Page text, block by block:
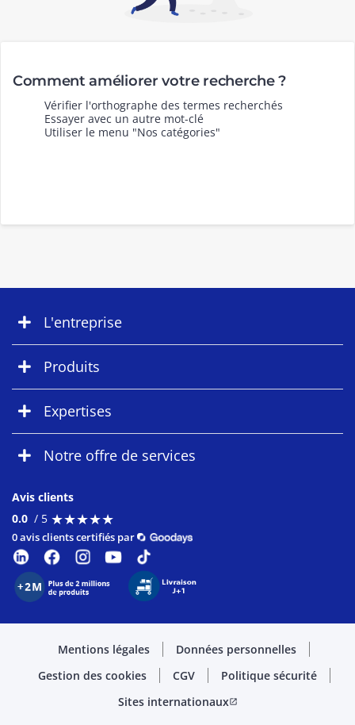
Comment améliorer votre recherche ?
Vérifier l'orthographe des termes recherchés
Essayer avec un autre mot-clé
Utiliser le menu "Nos catégories"
L'entreprise
Produits
Expertises
Notre offre de services
Avis clients
0.0 / 5 ★★★★★
★★★★★
0 avis clients certifiés par
Mentions légales
Données personnelles
Gestion des cookies
CGV
Politique sécurité
Sites internationauxopen_in_new